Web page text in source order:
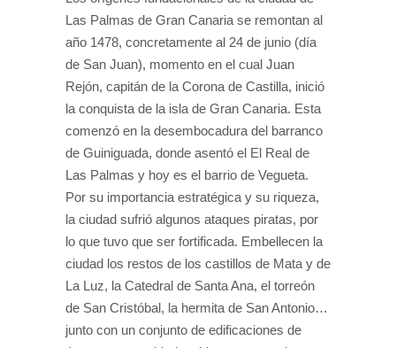
Las Palmas de Gran Canaria se remontan al
año 1478, concretamente al 24 de junio (día
de San Juan), momento en el cual Juan
Rejón, capitán de la Corona de Castilla, inició
la conquista de la isla de Gran Canaria. Esta
comenzó en la desembocadura del barranco
de Guiniguada, donde asentó el El Real de
Las Palmas y hoy es el barrio de Vegueta.
Por su importancia estratégica y su riqueza,
la ciudad sufrió algunos ataques piratas, por
lo que tuvo que ser fortificada. Embellecen la
ciudad los restos de los castillos de Mata y de
La Luz, la Catedral de Santa Ana, el torreón
de San Cristóbal, la hermita de San Antonio…
junto con un conjunto de edificaciones de